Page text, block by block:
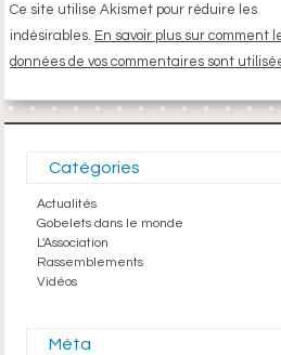
Ce site utilise Akismet pour réduire les
indésirables. En savoir plus sur comment
données de vos commentaires sont
Catégories
Actualités
Gobelets dans le monde
L'Association
Rassemblements
Vidéos
Méta